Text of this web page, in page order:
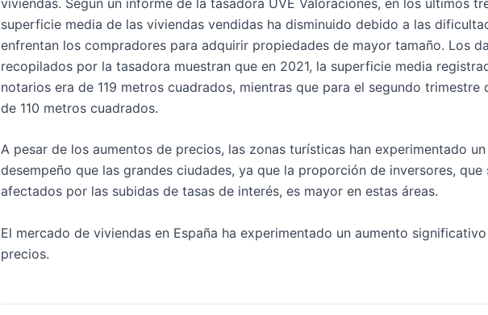
superficie media de las viviendas vendidas ha disminuido debido a las
enfrentan los compradores para adquirir propiedades de mayor tamaño. Los
recopilados por la tasadora muestran que en 2021, la superficie media
notarios era de 119 metros cuadrados, mientras que para el segundo trimestre
de 110 metros cuadrados.
A pesar de los aumentos de precios, las zonas turísticas han experimentado
desempeño que las grandes ciudades, ya que la proporción de inversores, que
afectados por las subidas de tasas de interés, es mayor en estas áreas.
El mercado de viviendas en España ha experimentado un aumento
precios.